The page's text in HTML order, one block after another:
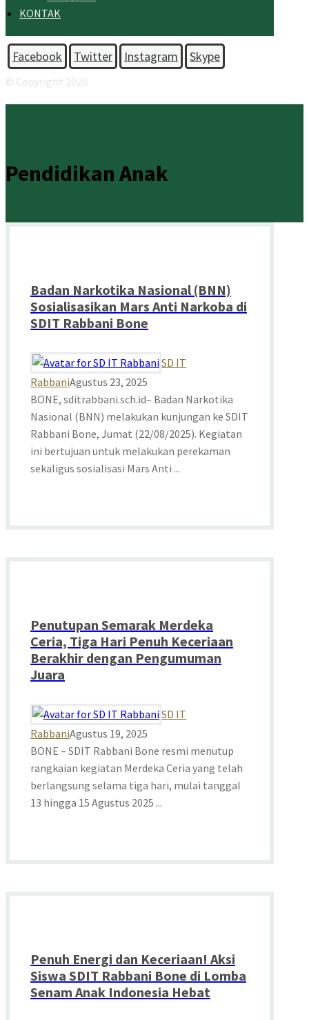
KONTAK
Facebook Twitter Instagram Skype
© Copyright 2026
Pendidikan Anak
Badan Narkotika Nasional (BNN)
Sosialisasikan Mars Anti Narkoba di
SDIT Rabbani Bone
SD IT
RabbaniAgustus 23, 2025
BONE, sditrabbani.sch.id– Badan Narkotika
Nasional (BNN) melakukan kunjungan ke SDIT
Rabbani Bone, Jumat (22/08/2025). Kegiatan
ini bertujuan untuk melakukan perekaman
sekaligus sosialisasi Mars Anti ...
Penutupan Semarak Merdeka
Ceria, Tiga Hari Penuh Keceriaan
Berakhir dengan Pengumuman
Juara
SD IT
RabbaniAgustus 19, 2025
BONE – SDIT Rabbani Bone resmi menutup
rangkaian kegiatan Merdeka Ceria yang telah
berlangsung selama tiga hari, mulai tanggal
13 hingga 15 Agustus 2025 ...
Penuh Energi dan Keceriaan! Aksi
Siswa SDIT Rabbani Bone di Lomba
Senam Anak Indonesia Hebat